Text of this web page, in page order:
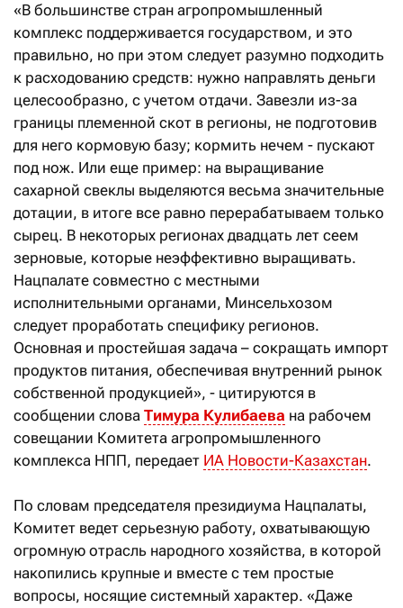
«В большинстве стран агропромышленный
комплекс поддерживается государством, и это
правильно, но при этом следует разумно подходить
к расходованию средств: нужно направлять деньги
целесообразно, с учетом отдачи. Завезли из-за
границы племенной скот в регионы, не подготовив
для него кормовую базу; кормить нечем - пускают
под нож. Или еще пример: на выращивание
сахарной свеклы выделяются весьма значительные
дотации, в итоге все равно перерабатываем только
сырец. В некоторых регионах двадцать лет сеем
зерновые, которые неэффективно выращивать.
Нацпалате совместно с местными
исполнительными органами, Минсельхозом
следует проработать специфику регионов.
Основная и простейшая задача – сокращать импорт
продуктов питания, обеспечивая внутренний рынок
собственной продукцией», - цитируются в
сообщении слова Тимура Кулибаева на рабочем
совещании Комитета агропромышленного
комплекса НПП, передает ИА Новости-Казахстан.
По словам председателя президиума Нацпалаты,
Комитет ведет серьезную работу, охватывающую
огромную отрасль народного хозяйства, в которой
накопились крупные и вместе с тем простые
вопросы, носящие системный характер. «Даже